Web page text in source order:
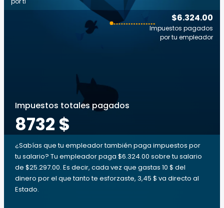
$6.324.00
Impuestos pagados
por tu empleador
Impuestos totales pagados
8732 $
¿Sabías que tu empleador también paga impuestos por
tu salario? Tu empleador paga $6.324.00 sobre tu salario
de $25.297.00. Es decir, cada vez que gastas 10 $ del
dinero por el que tanto te esforzaste, 3,45 $ va directo al
Estado.